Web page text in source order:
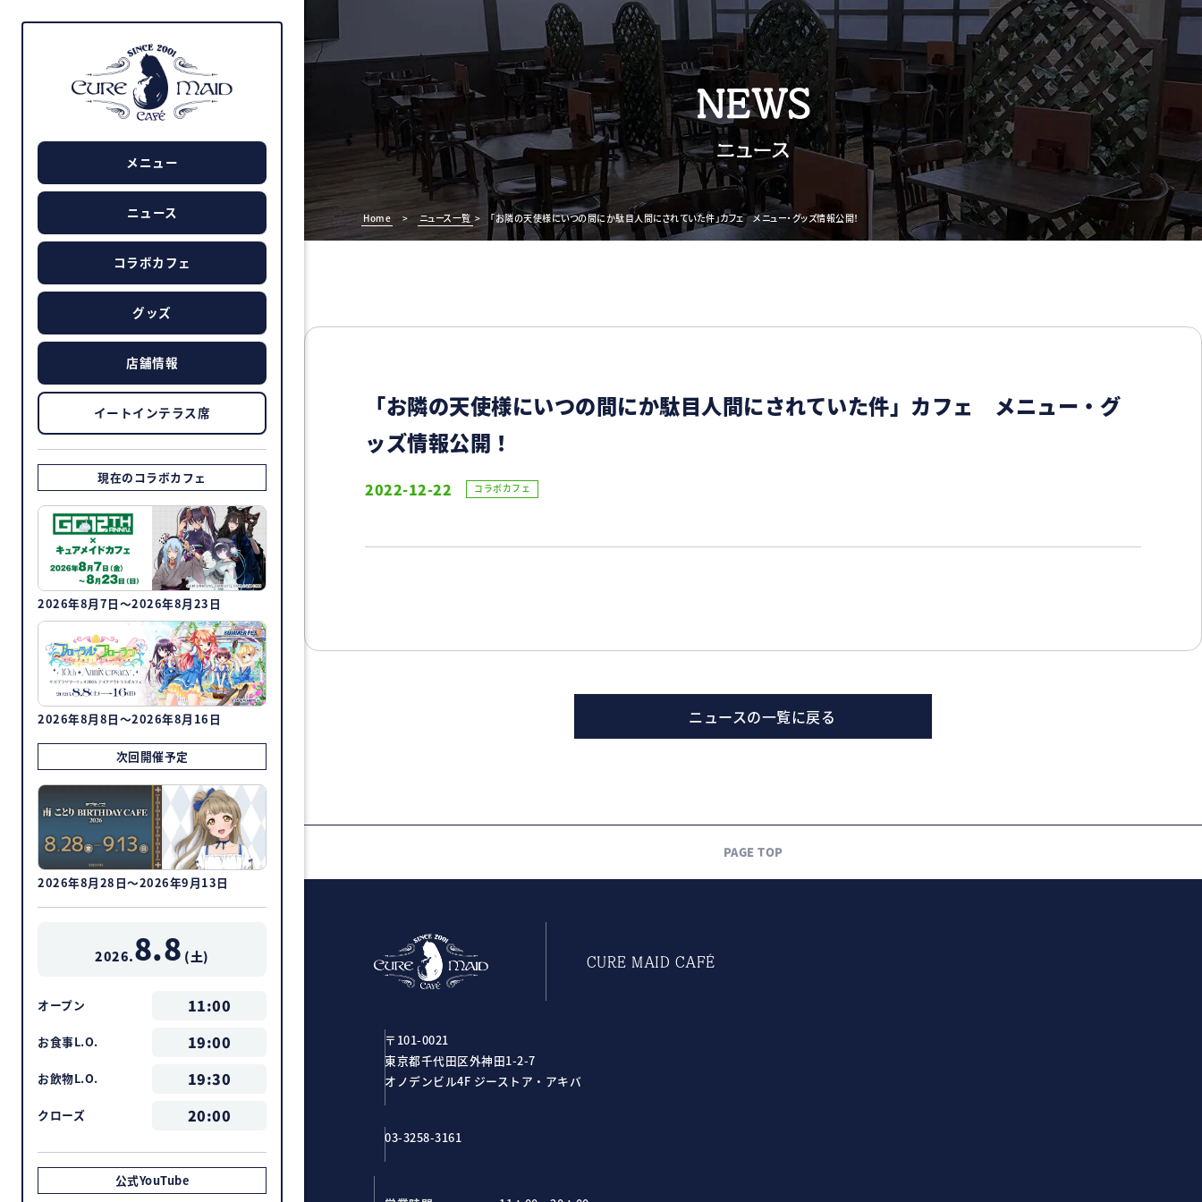
メニュー
ニュース
コラボカフェ
グッズ
店舗情報
イートインテラス席
現在のコラボカフェ
2026年8月7日～2026年8月23日
2026年8月8日～2026年8月16日
次回開催予定
2026年8月28日～2026年9月13日
2026.8.8 (土)
オープン 11:00
お食事L.O. 19:00
お飲物L.O. 19:30
クローズ 20:00
公式YouTube
NEWS
ニュース
Home > ニュース一覧 > 「お隣の天使様にいつの間にか駄目人間にされていた件」カフェ メニュー・グッズ情報公開！
「お隣の天使様にいつの間にか駄目人間にされていた件」カフェ メニュー・グ
ッズ情報公開！
2022-12-22 コラボカフェ
ニュースの一覧に戻る
PAGE TOP
CURE MAID CAFÉ
〒101-0021
東京都千代田区外神田1-2-7
オノデンビル4F ジーストア・アキバ
03-3258-3161